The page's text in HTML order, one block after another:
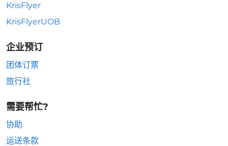
KrisFlyer
KrisFlyerUOB
企业预订
团体订票
旅行社
需要帮忙?
协助
运送条款